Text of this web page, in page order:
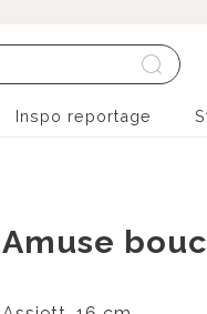
Inspo reportage
Amuse